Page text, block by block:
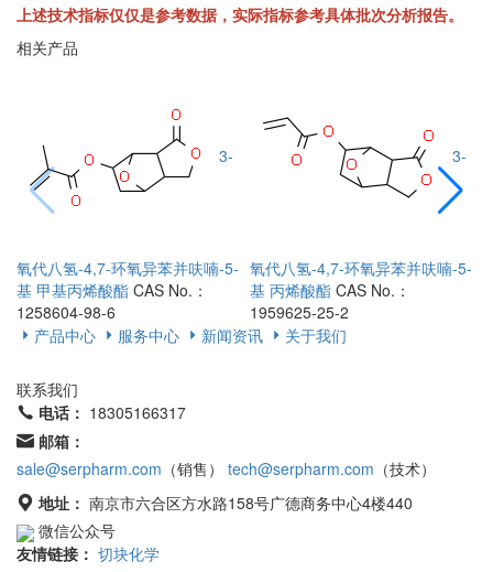
上述技术指标仅仅是参考数据，实际指标参考具体批次分析报告。
相关产品
3-
氧代八氢-4,7-环氧异苯并呋喃-5-
基 甲基丙烯酸酯 CAS No.：
1258604-98-6
3-
氧代八氢-4,7-环氧异苯并呋喃-5-
基 丙烯酸酯 CAS No.：
1959625-25-2
产品中心
服务中心 新闻资讯 关于我们
联系我们
电话： 18305166317
邮箱：
sale@serpharm.com （销售） tech@serpharm.com （技术）
地址： 南京市六合区方水路158号广德商务中心4楼440
微信公众号
友情链接： 切块化学